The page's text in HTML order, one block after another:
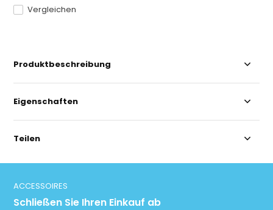
Vergleichen
Produktbeschreibung
Eigenschaften
Teilen
ACCESSOIRES
Schließen Sie Ihren Einkauf ab